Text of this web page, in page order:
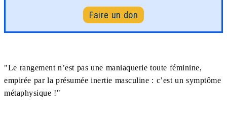
Faire un don
"Le rangement n’est pas une maniaquerie toute féminine,
empirée par la présumée inertie masculine : c’est un symptôme
métaphysique !"